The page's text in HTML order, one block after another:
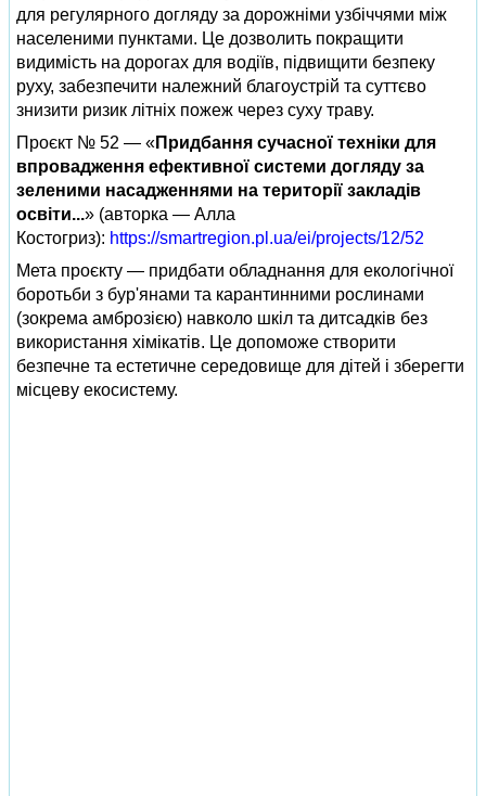
для регулярного догляду за дорожніми узбіччями між
населеними пунктами. Це дозволить покращити
видимість на дорогах для водіїв, підвищити безпеку
руху, забезпечити належний благоустрій та суттєво
знизити ризик літніх пожеж через суху траву.
Проєкт № 52 — «Придбання сучасної техніки для
впровадження ефективної системи догляду за
зеленими насадженнями на території закладів
освіти...» (авторка — Алла
Костогриз): https://smartregion.pl.ua/ei/projects/12/52
Мета проєкту — придбати обладнання для екологічної
боротьби з бур'янами та карантинними рослинами
(зокрема амброзією) навколо шкіл та дитсадків без
використання хімікатів. Це допоможе створити
безпечне та естетичне середовище для дітей і зберегти
місцеву екосистему.